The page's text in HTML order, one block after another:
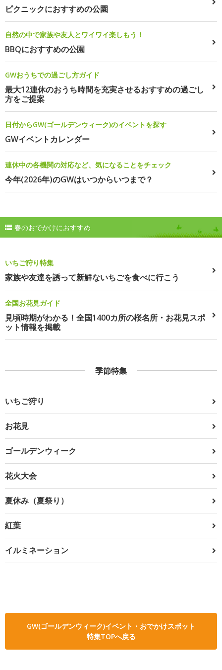
ピクニックにおすすめの公園
自然の中で家族や友人とワイワイ楽しもう！
BBQにおすすめの公園
GWおうちでの過ごし方ガイド
最大12連休のおうち時間を充実させるおすすめの過ごし
方をご提案
日付からGW(ゴールデンウィーク)のイベントを探す
GWイベントカレンダー
連休中の各機関の対応など、気になることをチェック
今年(2026年)のGWはいつからいつまで？
春のおでかけにおすすめ
いちご狩り特集
家族や友達を誘って新鮮ないちごを食べに行こう
全国お花見ガイド
見頃時期がわかる！全国1400カ所の桜名所・お花見スポ
ット情報を掲載
季節特集
いちご狩り
お花見
ゴールデンウィーク
花火大会
夏休み（夏祭り）
紅葉
イルミネーション
GW(ゴールデンウィーク)イベント・おでかけスポット
特集TOPへ戻る